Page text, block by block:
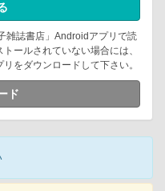
雑誌書店」Androidアプリで読
ールされていない場合には、
をダウンロードして下さい。
ド